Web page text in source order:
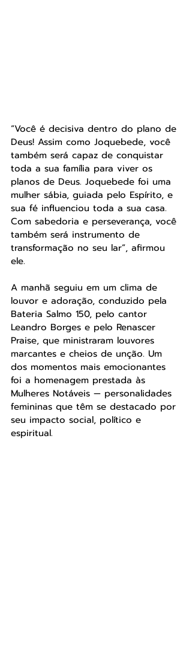
“Você é decisiva dentro do plano de
Deus! Assim como Joquebede, você
também será capaz de conquistar
toda a sua família para viver os
planos de Deus. Joquebede foi uma
mulher sábia, guiada pelo Espírito, e
sua fé influenciou toda a sua casa.
Com sabedoria e perseverança, você
também será instrumento de
transformação no seu lar”, afirmou
ele.
A manhã seguiu em um clima de
louvor e adoração, conduzido pela
Bateria Salmo 150, pelo cantor
Leandro Borges e pelo Renascer
Praise, que ministraram louvores
marcantes e cheios de unção. Um
dos momentos mais emocionantes
foi a homenagem prestada às
Mulheres Notáveis — personalidades
femininas que têm se destacado por
seu impacto social, político e
espiritual.